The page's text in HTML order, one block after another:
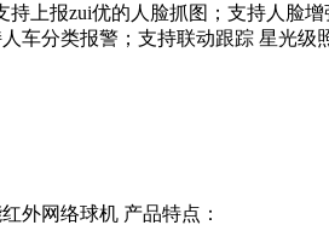
上报zui优的人脸抓图；支持人脸
车分类报警；支持联动跟踪 星光级
外网络球机 产品特点：